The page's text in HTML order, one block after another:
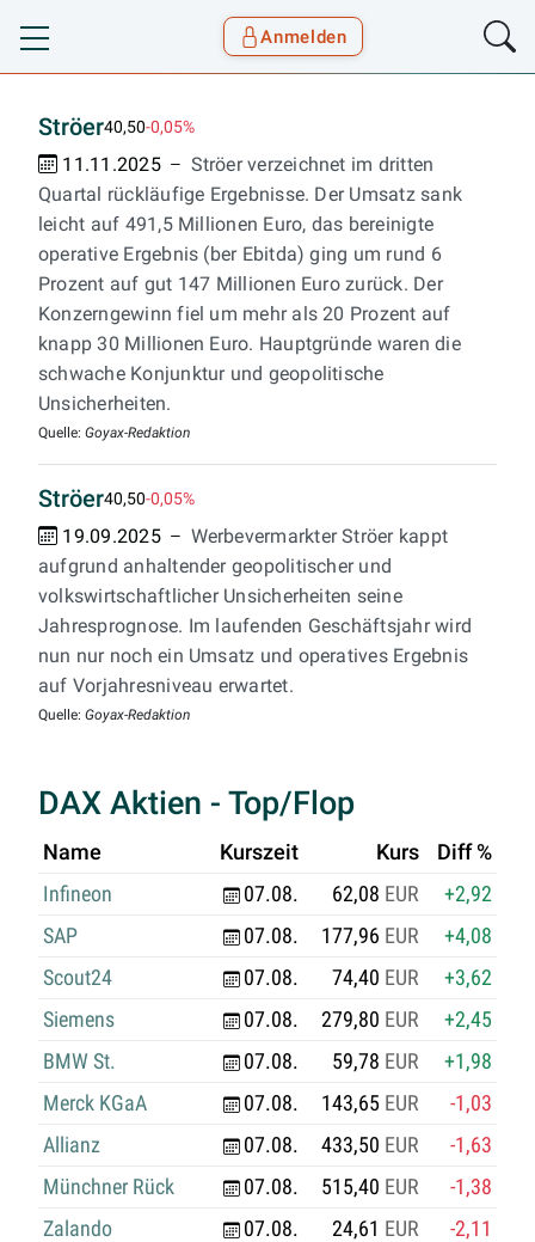
Toggle navigation
Anmelden
Ströer40,50-0,05%
11.11.2025
Ströer verzeichnet im dritten
Quartal rückläufige Ergebnisse. Der Umsatz sank
leicht auf 491,5 Millionen Euro, das bereinigte
operative Ergebnis (ber Ebitda) ging um rund 6
Prozent auf gut 147 Millionen Euro zurück. Der
Konzerngewinn fiel um mehr als 20 Prozent auf
knapp 30 Millionen Euro. Hauptgründe waren die
schwache Konjunktur und geopolitische
Unsicherheiten.
Quelle: Goyax-Redaktion
Ströer40,50-0,05%
19.09.2025
Werbevermarkter Ströer kappt
aufgrund anhaltender geopolitischer und
volkswirtschaftlicher Unsicherheiten seine
Jahresprognose. Im laufenden Geschäftsjahr wird
nun nur noch ein Umsatz und operatives Ergebnis
auf Vorjahresniveau erwartet.
Quelle: Goyax-Redaktion
DAX Aktien - Top/Flop
Name Kurszeit Kurs
Diff %
Infineon
07.08. 62,08 EUR
+2,92
SAP
07.08. 177,96 EUR
+4,08
Scout24
07.08. 74,40 EUR
+3,62
Siemens
07.08. 279,80 EUR
+2,45
BMW St.
07.08. 59,78 EUR
+1,98
Merck KGaA
07.08. 143,65 EUR
-1,03
Allianz
07.08. 433,50 EUR
-1,63
Münchner Rück
07.08. 515,40 EUR
-1,38
Zalando
07.08. 24,61 EUR
-2,11